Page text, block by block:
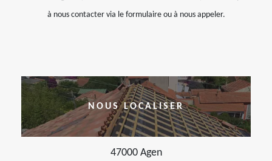
à nous contacter via le formulaire ou à nous appeler.
NOUS LOCALISER
47000 Agen